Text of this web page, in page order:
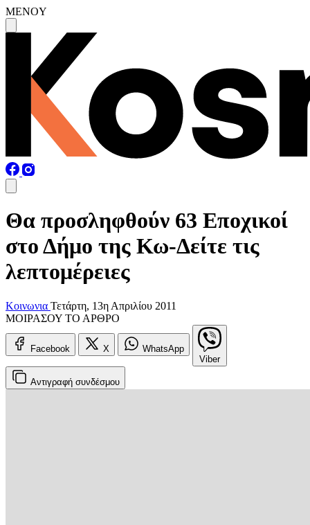
MENOY
Θα προσληφθούν 63 Εποχικοί
στο Δήμο της Κω-Δείτε τις
λεπτομέρειες
Κοινωνια Τετάρτη, 13η Απριλίου 2011
ΜΟΙΡΑΣΟΥ ΤΟ ΑΡΘΡΟ
Facebook X
WhatsApp
Viber
Αντιγραφή συνδέσμου